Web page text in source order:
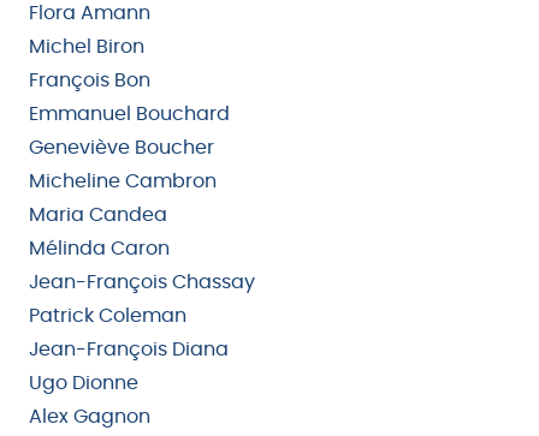
Flora Amann
Michel Biron
François Bon
Emmanuel Bouchard
Geneviève Boucher
Micheline Cambron
Maria Candea
Mélinda Caron
Jean-François Chassay
Patrick Coleman
Jean-François Diana
Ugo Dionne
Alex Gagnon